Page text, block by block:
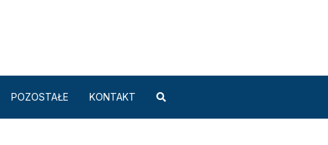
POZOSTAŁE KONTAKT